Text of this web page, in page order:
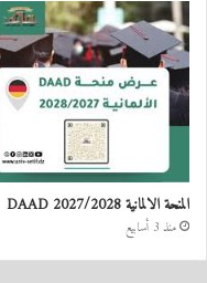
المنحة الالمانية DAAD 2027/2028
منذ 3 أسابيع